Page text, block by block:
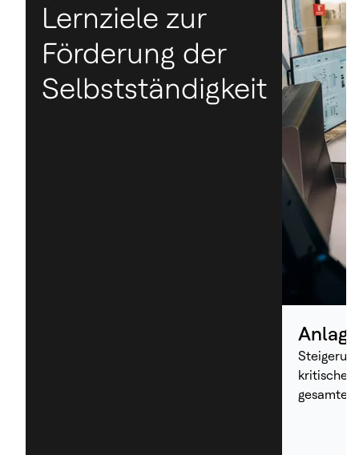
Lernziele zur
Förderung der
Selbstständigkeit
kritischer
gesamten